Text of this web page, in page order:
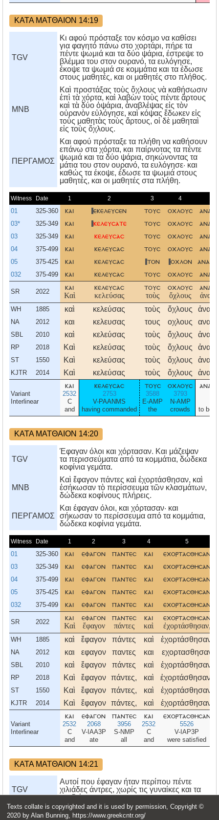
ΚΑΤΑ ΜΑΤΘΑΙΟΝ 14:19
TGV
Κι αφού πρόσταξε τον κόσμο να καθίσει
για φαγητό πάνω στο χορτάρι, πήρε τα
πέντε ψωμιά και τα δύο ψάρια, έστρεψε το
βλέμμα του στον ουρανό, τα ευλόγησε,
έκοψε τα ψωμιά σε κομμάτια και τα έδωσε
στους μαθητές, και οι μαθητές στο πλήθος.
MNB
Καὶ προστάξας τοὺς ὄχλους νὰ καθήσωσιν
ἐπὶ τὰ χόρτα, καὶ λαβὼν τοὺς πέντε ἄρτους
καὶ τὰ δύο ὀψάρια, ἀναβλέψας εἰς τὸν
οὐρανὸν εὐλόγησε, καὶ κόψας ἔδωκεν εἰς
τοὺς μαθητὰς τοὺς ἄρτους, οἱ δὲ μαθηταὶ
εἰς τοὺς ὄχλους.
ΠΕΡΓΑΜΟΣ
Kαι αφού πρόσταξε τα πλήθη να καθήσουν
επάνω στα χόρτα, και παίρνοτας τα πέντε
ψωμιά και τα δύο ψάρια, σηκώνοντας τα
μάτια του στον ουρανό, τα ευλόγησε· και
καθώς τα έκοψε, έδωσε τα ψωμιά στους
μαθητές, και οι μαθητές στα πλήθη.
Witness Date 1 2 3 4
01 325-360 και εκελευσεν τουσ οχλουσ
03* 325-349 και κελευσατε τουσ οχλουσ
03 325-349 και κελευσασ τουσ οχλουσ
04 375-499 και κελευσασ τουσ οχλουσ
05 375-425 και κελευσασ τον οχλον
032 375-499 και κελευσασ τουσ οχλουσ
SR 2022
και
Καὶ
κελευσασ
κελεύσας
τουσ
τοὺς
οχλουσ
ὄχλους
WH 1885 καὶ κελεύσας τοὺς ὄχλους
NA 2012 και κελευσας τους οχλους
SBL 2010 καὶ κελεύσας τοὺς ὄχλους
RP 2018 Καὶ κελεύσας τοὺς ὄχλους
ST 1550 Καὶ κελεύσας τοὺς ὄχλους
KJTR 2014 Καὶ κελεύσας τοὺς ὄχλους
Variant
Interlinear
και
2532
C
and
κελευσασ
2753
V-PAANMS
having commanded
τουσ
3588
E-AMP
the
οχλουσ
3793
N-AMP
crowds
to be
ΚΑΤΑ ΜΑΤΘΑΙΟΝ 14:20
TGV
Έφαγαν όλοι και χόρτασαν. Και μάζεψαν
τα περισσεύματα από τα κομμάτια, δώδεκα
κοφίνια γεμάτα.
MNB
Καὶ ἔφαγον πάντες καὶ ἐχορτάσθησαν, καὶ
ἐσήκωσαν τὸ περίσσευμα τῶν κλασμάτων,
δώδεκα κοφίνους πλήρεις.
ΠΕΡΓΑΜΟΣ
Kαι έφαγαν όλοι, και χόρτασαν· και
σήκωσαν το περίσσευμα από τα κομμάτια,
δώδεκα κοφίνια γεμάτα.
Witness Date 1 2 3 4 5
01 325-360 και εφαγον παντεσ και εχορτασθησαν
03 325-349 και εφαγον παντεσ και εχορτασθησαν
04 375-499 και εφαγον παντεσ και εχορτασθησαν
05 375-425 και εφαγον παντεσ και εχορτασθησαν
032 375-499 και εφαγον παντεσ και εχορτασθησαν
SR 2022
και
Καὶ
εφαγον
ἔφαγον
παντεσ
πάντες
και
καὶ
εχορτασθησαν
ἐχορτάσθησαν,
WH 1885 καὶ ἔφαγον πάντες καὶ ἐχορτάσθησαν,
NA 2012 και εφαγον παντες και εχορτασθησαν
SBL 2010 καὶ ἔφαγον πάντες καὶ ἐχορτάσθησαν,
RP 2018 Καὶ ἔφαγον πάντες, καὶ ἐχορτάσθησαν·
ST 1550 Καὶ ἔφαγον πάντες, καὶ ἐχορτάσθησαν,
KJTR 2014 Καὶ ἔφαγον πάντες, καὶ ἐχορτάσθησαν:
Variant
Interlinear
και
2532
C
and
εφαγον
2068
V-IAA3P
ate
παντεσ
3956
S-NMP
all
και
2532
C
and
εχορτασθησαν
5526
V-IAP3P
were satisfied
ΚΑΤΑ ΜΑΤΘΑΙΟΝ 14:21
TGV
Αυτοί που έφαγαν ήταν περίπου πέντε
χιλιάδες άντρες, χωρίς τις γυναίκες και τα
παιδιά.
MNB
οἱ δὲ τρώγοντες ἦσαν ἕως πεντακισχίλιοι
ἄνδρες, ἐκτὸς γυναικῶν καὶ παιδίων.
Texts collate is copyrighted and it is used by permission, Copyright ©
2020 by Alan Bunning, https://www.greekcntr.org/